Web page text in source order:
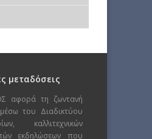
μεταδόσεις
αφορά τη ζωντανή
του Διαδικτύου
καλλιτεχνικών
εκδηλώσεων που